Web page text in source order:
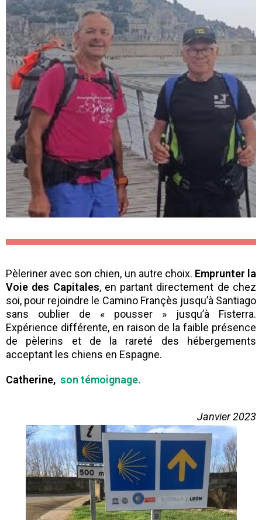
Pèleriner avec son chien, un autre choix. Emprunter la
Voie des Capitales, en partant directement de chez
soi, pour rejoindre le Camino Françès jusqu’à Santiago
sans oublier de « pousser » jusqu’à Fisterra.
Expérience différente, en raison de la faible présence
de pèlerins et de la rareté des hébergements
acceptant les chiens en Espagne.
Catherine, son témoignage.
Janvier 2023